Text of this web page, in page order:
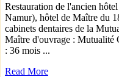
Restauration de l'ancien
Namur), hôtel de Maître du
cabinets dentaires de la
Maître d'ouvrage : Mutualité
: 36 mois ...
Read More